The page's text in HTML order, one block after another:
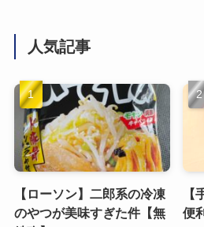
人気記事
【ローソン】二郎系の冷凍
のやつが美味すぎた件【無
【
便